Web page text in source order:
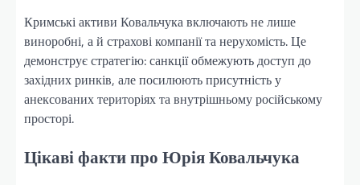
Кримські активи Ковальчука включають не лише
виноробні, а й страхові компанії та нерухомість. Це
демонструє стратегію: санкції обмежують доступ до
західних ринків, але посилюють присутність у
анексованих територіях та внутрішньому російському
просторі.
Цікаві факти про Юрія Ковальчука